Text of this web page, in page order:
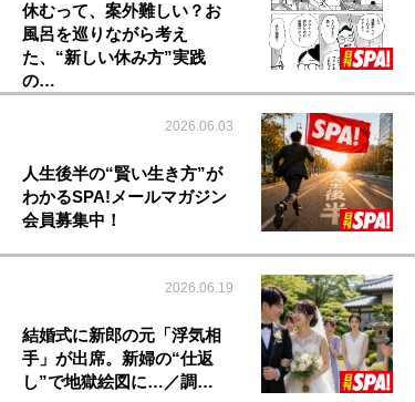
休むって、案外難しい？お
風呂を巡りながら考え
た、“新しい休み方”実践
の…
2026.06.03
人生後半の“賢い生き方”が
わかるSPA!メールマガジン
会員募集中！
2026.06.19
結婚式に新郎の元「浮気相
手」が出席。新婦の“仕返
し”で地獄絵図に…／調…